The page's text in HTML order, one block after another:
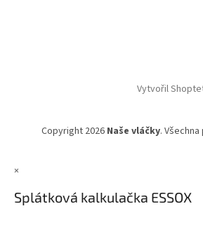
Vytvořil
Copyright 2026 Naše vláčky.
×
Splátková kalkulačka ESSOX